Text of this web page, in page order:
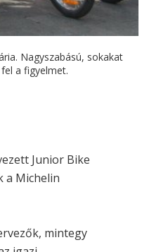
Nagyszabású, sokakat
a figyelmet.
Junior Bike
a Michelin
mintegy